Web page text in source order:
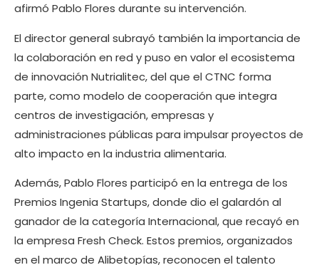
afirmó Pablo Flores durante su intervención.
El director general subrayó también la importancia de
la colaboración en red y puso en valor el ecosistema
de innovación Nutrialitec, del que el CTNC forma
parte, como modelo de cooperación que integra
centros de investigación, empresas y
administraciones públicas para impulsar proyectos de
alto impacto en la industria alimentaria.
Además, Pablo Flores participó en la entrega de los
Premios Ingenia Startups, donde dio el galardón al
ganador de la categoría Internacional, que recayó en
la empresa Fresh Check. Estos premios, organizados
en el marco de Alibetopías, reconocen el talento